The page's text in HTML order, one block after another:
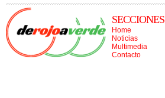
SECCIONES
Home
Noticias
Multimedia
Contacto